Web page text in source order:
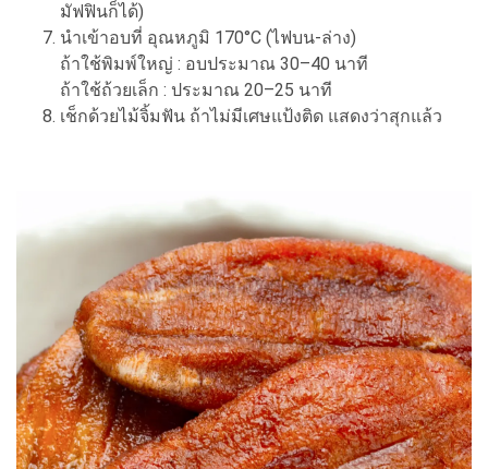
มัฟฟินก็ได้)
นำเข้าอบที่ อุณหภูมิ 170°C (ไฟบน-ล่าง)
ถ้าใช้พิมพ์ใหญ่ : อบประมาณ 30–40 นาที
ถ้าใช้ถ้วยเล็ก : ประมาณ 20–25 นาที
เช็กด้วยไม้จิ้มฟัน ถ้าไม่มีเศษแป้งติด แสดงว่าสุกแล้ว